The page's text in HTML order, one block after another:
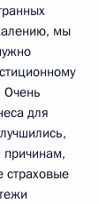
мы
Очень
для
причинам,
страховые